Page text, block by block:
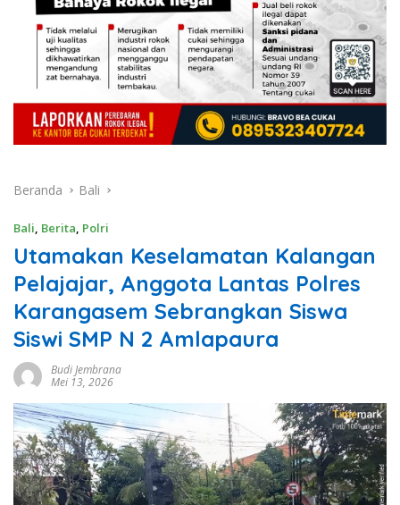
Beranda Bali
Bali, Berita, Polri
Utamakan Keselamatan Kalangan
Pelajajar, Anggota Lantas Polres
Karangasem Sebrangkan Siswa
Siswi SMP N 2 Amlapaura
Budi Jembrana
Mei 13, 2026